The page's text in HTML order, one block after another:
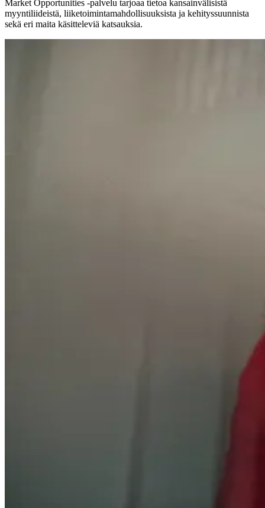
Market Opportunities -palvelu tarjoaa tietoa kansainvälisistä
myyntiliideistä, liiketoimintamahdollisuuksista ja kehityssuunnista
sekä eri maita käsitteleviä katsauksia.